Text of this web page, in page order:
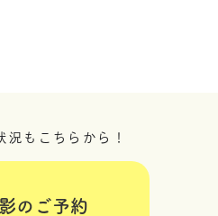
況もこちらから！
のご予約